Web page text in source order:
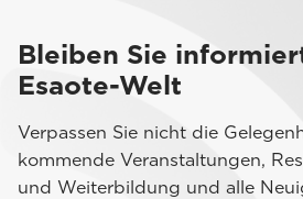
Bleiben Sie
Esaote-Welt
Verpassen Sie nicht die
kommende Veranstaltungen,
und Weiterbildung und alle